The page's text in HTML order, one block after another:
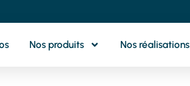
Nos produits Nos réalisations